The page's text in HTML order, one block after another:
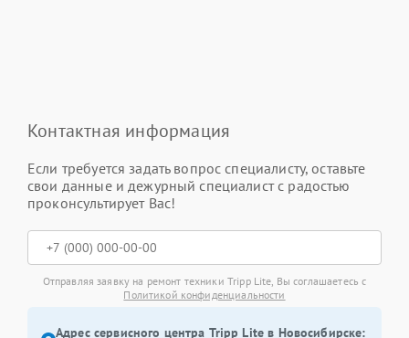
Контактная информация
Если требуется задать вопрос специалисту, оставьте
свои данные и дежурный специалист с радостью
проконсультирует Вас!
Отправляя заявку на ремонт техники Tripp Lite, Вы соглашаетесь с
Политикой конфиденциальности
Адрес сервисного центра Tripp Lite в Новосибирске: